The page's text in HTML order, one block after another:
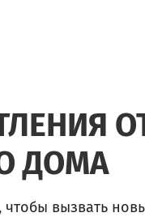
ДОМА
чтобы вызвать